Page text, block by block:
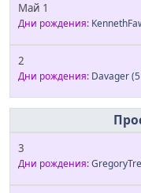
Май 1
Дни рождения:
2
Дни рождения: Davager
3
Дни рождения: